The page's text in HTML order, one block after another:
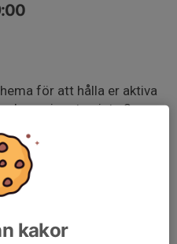
för att hålla er aktiva
inget - sista 2
kakor